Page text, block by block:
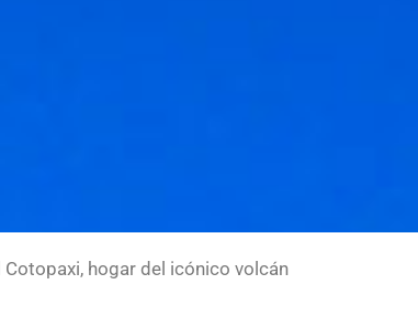
hogar del icónico volcán